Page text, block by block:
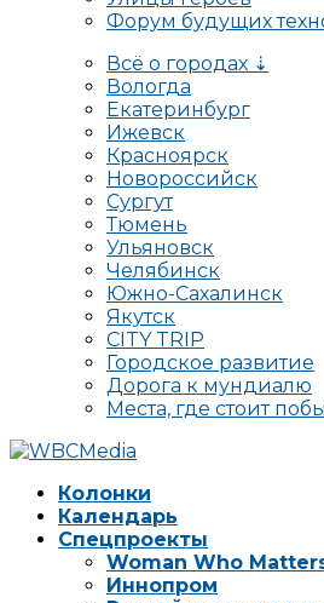
Форум будущих
Всё о городах ⇣
Вологда
Екатеринбург
Ижевск
Красноярск
Новороссийск
Сургут
Тюмень
Ульяновск
Челябинск
Южно-Сахалинск
Якутск
CITY TRIP
Городское развитие
Дорога к мундиалю
Места, где стоит
Колонки
Календарь
Спецпроекты
Woman Who
Иннопром